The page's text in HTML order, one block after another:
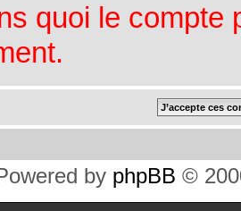
quoi le compte
by phpBB ©